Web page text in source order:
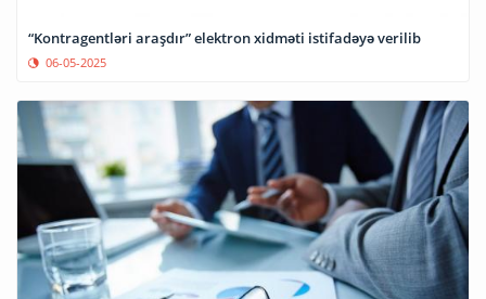
“Kontragentləri araşdır” elektron xidməti istifadəyə verilib
06-05-2025